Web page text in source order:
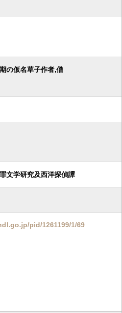
の仮名草子作者,僧
文学研究及西洋探偵譚
pid/1261199/1/69